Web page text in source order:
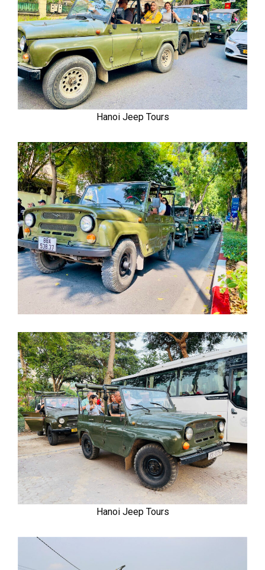
Hanoi Jeep Tours
Hanoi Jeep Tours